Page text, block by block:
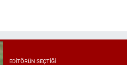
EDITÖRÜN SEÇTIĞI